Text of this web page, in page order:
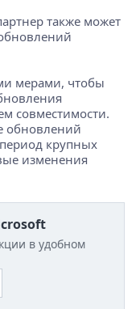
также может
мерами, чтобы
совместимости.
обновлений
крупных
изменения
в удобном